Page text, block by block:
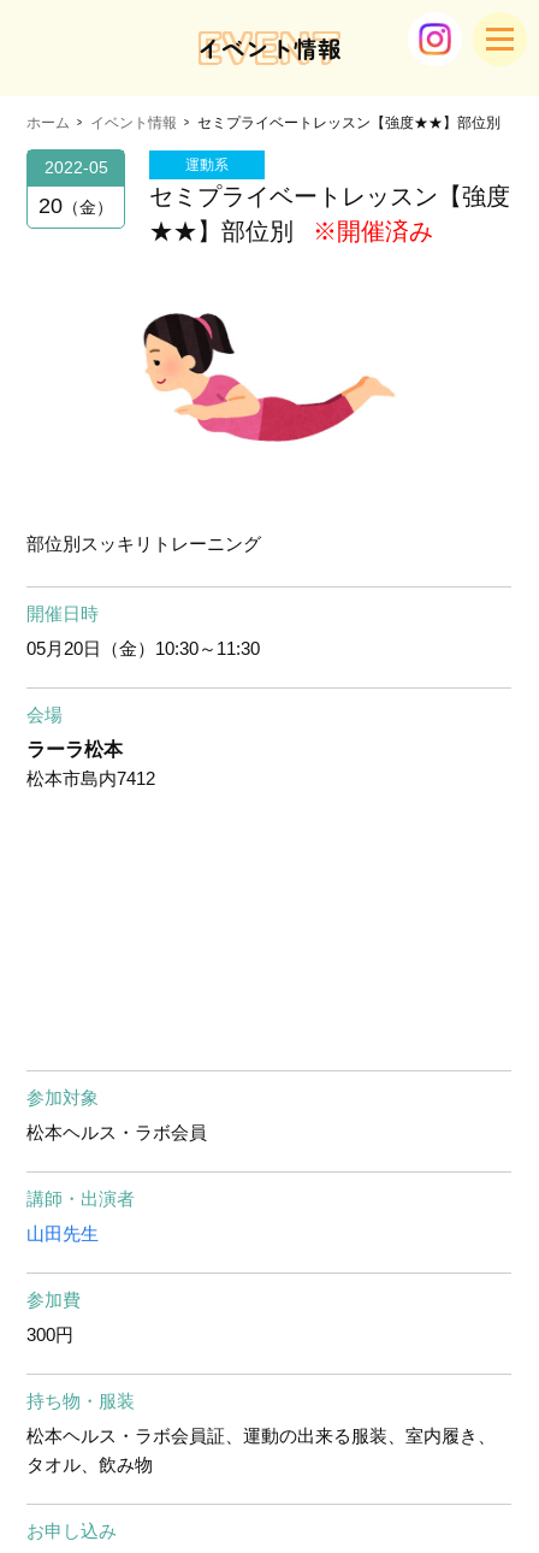
EVENT
イベント情報
ホーム イベント情報 セミプライベートレッスン【強度★★】部位別
2022-05
20 金
運動系
セミプライベートレッスン【強度
★★】部位別
※開催済み
部位別スッキリトレーニング
開催日時
05月20日（金） 10:30～11:30
会場
ラーラ松本
松本市島内7412
参加対象
松本ヘルス・ラボ会員
講師・出演者
山田先生
参加費
300円
持ち物・服装
松本ヘルス・ラボ会員証、運動の出来る服装、室内履き、
タオル、飲み物
お申し込み